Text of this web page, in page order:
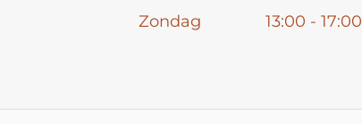
Zondag
13:00 - 17:00